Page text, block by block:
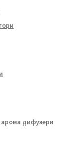
дифузери